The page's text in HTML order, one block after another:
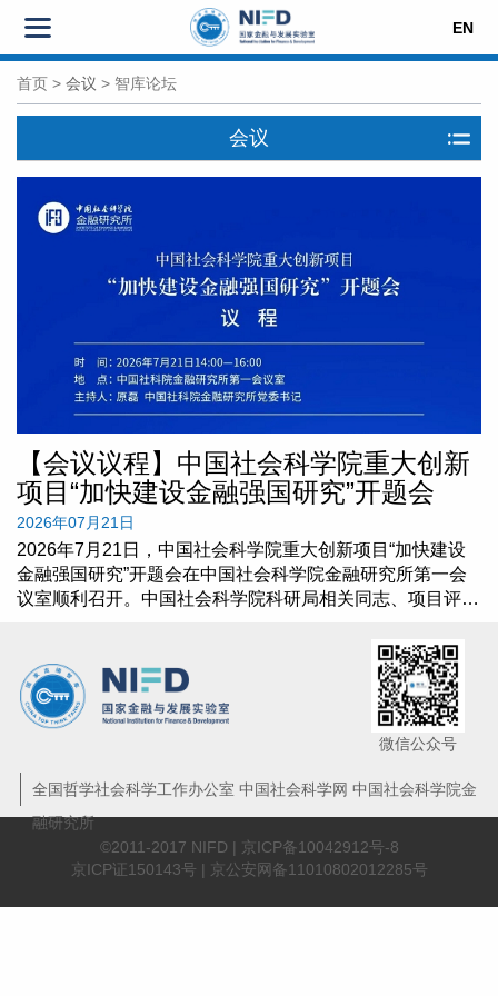
EN
首页 > 会议 > 智库论坛
会议
【会议议程】中国社会科学院重大创新
项目“加快建设金融强国研究”开题会
2026年07月21日
2026年7月21日，中国社会科学院重大创新项目“加快建设
金融强国研究”开题会在中国社会科学院金融研究所第一会
议室顺利召开。中国社会科学院科研局相关同志、项目评议
微信公众号
全国哲学社会科学工作办公室 中国社会科学网 中国社会科学院金
融研究所
©2011-2017 NIFD | 京ICP备10042912号-8
京ICP证150143号 | 京公安网备11010802012285号